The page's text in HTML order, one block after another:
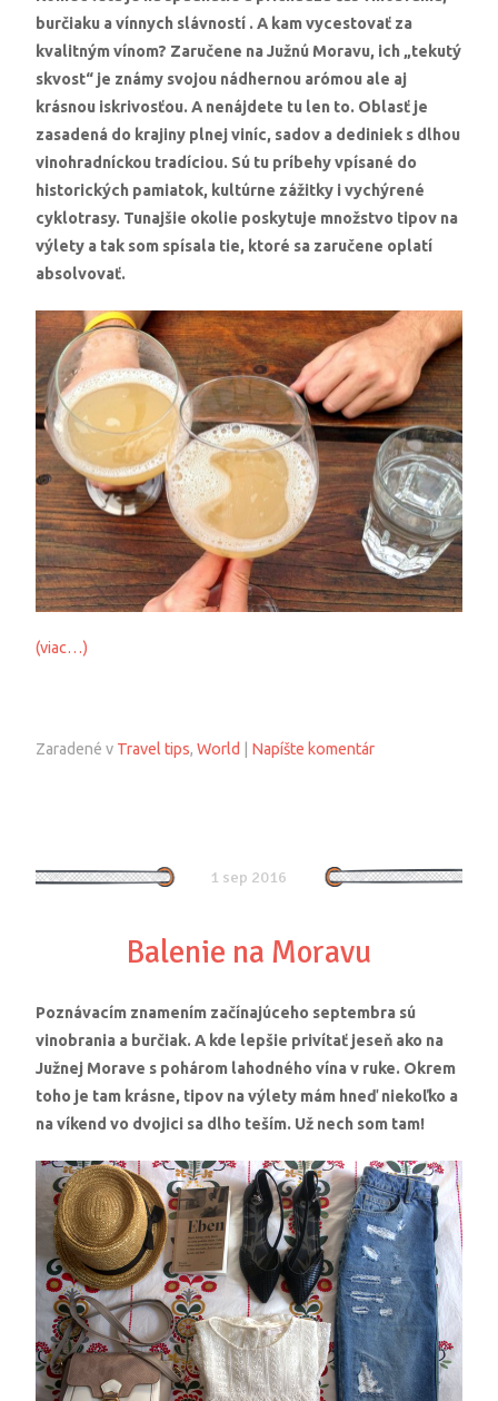
burčiaku a vínnych slávností . A kam vycestovať za
kvalitným vínom? Zaručene na Južnú Moravu, ich „tekutý
skvost“ je známy svojou nádhernou arómou ale aj
krásnou iskrivosťou. A nenájdete tu len to. Oblasť je
zasadená do krajiny plnej viníc, sadov a dediniek s dlhou
vinohradníckou tradíciou. Sú tu príbehy vpísané do
historických pamiatok, kultúrne zážitky i vychýrené
cyklotrasy. Tunajšie okolie poskytuje množstvo tipov na
výlety a tak som spísala tie, ktoré sa zaručene oplatí
absolvovať.
(viac…)
Zaradené v Travel tips,World Napíšte komentár
1 sep 2016
Balenie na Moravu
Poznávacím znamením začínajúceho septembra sú
vinobrania a burčiak. A kde lepšie privítať jeseň ako na
Južnej Morave s pohárom lahodného vína v ruke. Okrem
toho je tam krásne, tipov na výlety mám hneď niekoľko a
na víkend vo dvojici sa dlho teším. Už nech som tam!